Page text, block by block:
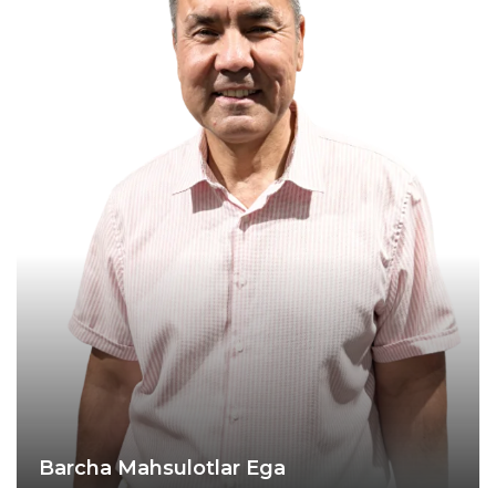
Barcha Mahsulotlar Ega